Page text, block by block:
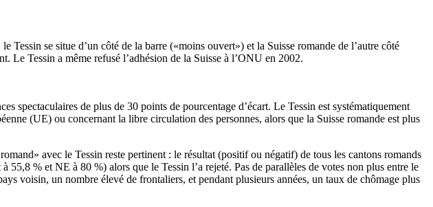
Tessin se situe d’un côté de la barre («moins ouvert») et la Suisse romande de l’autre côté
Le Tessin a même refusé l’adhésion de la Suisse à l’ONU en 2002.
spectaculaires de plus de 30 points de pourcentage d’écart. Le Tessin est systématiquement
(UE) ou concernant la libre circulation des personnes, alors que la Suisse romande est plus
avec le Tessin reste pertinent : le résultat (positif ou négatif) de tous les cantons romands
% et NE à 80 %) alors que le Tessin l’a rejeté. Pas de parallèles de votes non plus entre le
voisin, un nombre élevé de frontaliers, et pendant plusieurs années, un taux de chômage plus